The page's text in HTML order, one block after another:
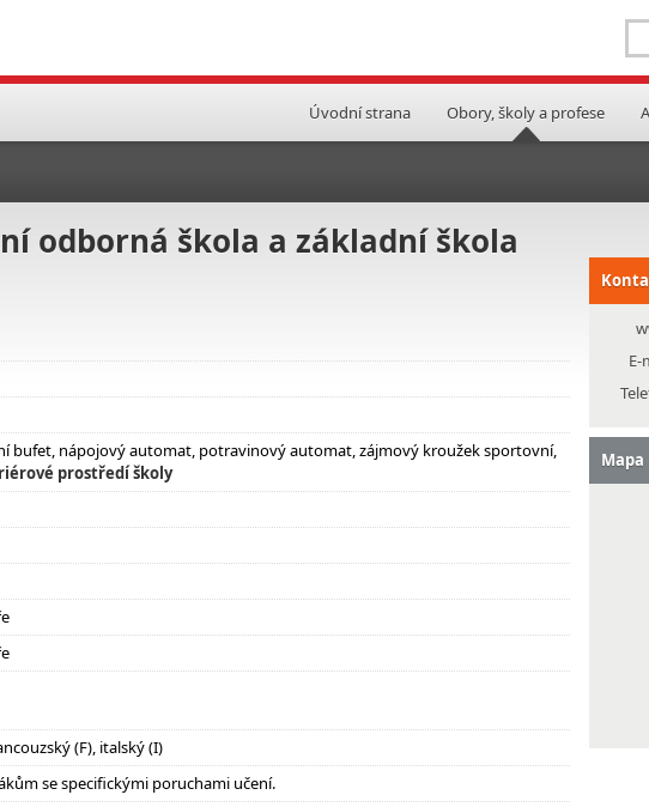
Úvodní strana Obory, školy a profese
odborná škola a základní škola
bufet, nápojový automat, potravinový automat, zájmový kroužek sportovní,
prostředí školy
(F), italský (I)
se specifickými poruchami učení.
E-
Mapa